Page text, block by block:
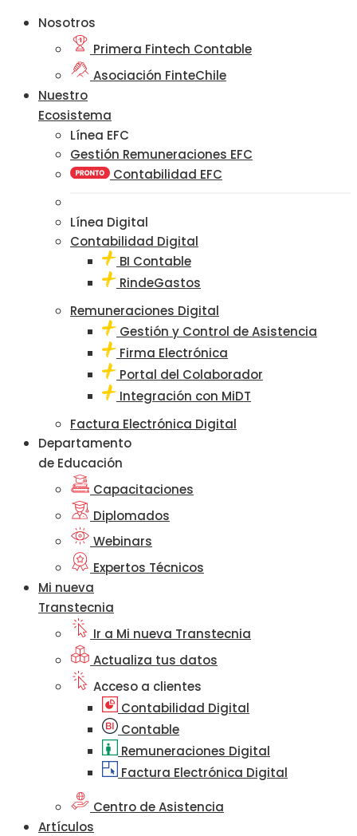
Nosotros
Primera Fintech Contable
Asociación FinteChile
Nuestro
Ecosistema
Línea EFC
Gestión Remuneraciones EFC
Contabilidad EFC
Línea Digital
Contabilidad Digital
BI Contable
RindeGastos
Remuneraciones Digital
Gestión y Control de Asistencia
Firma Electrónica
Portal del Colaborador
Integración con MiDT
Factura Electrónica Digital
Departamento
de Educación
Capacitaciones
Diplomados
Webinars
Expertos Técnicos
Mi nueva
Transtecnia
Ir a Mi nueva Transtecnia
Actualiza tus datos
Acceso a clientes
Contabilidad Digital
Contable
Remuneraciones Digital
Factura Electrónica Digital
Centro de Asistencia
Artículos